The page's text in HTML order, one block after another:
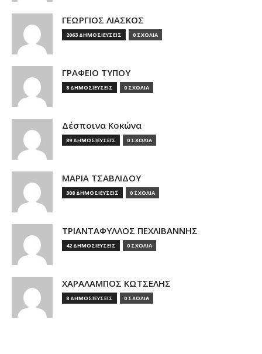
ΓΕΩΡΓΙΟΣ ΛΙΑΣΚΟΣ
2063 ΔΗΜΟΣΙΕΥΣΕΙΣ 0 ΣΧΟΛΙΑ
ΓΡΑΦΕΙΟ ΤΥΠΟΥ
8 ΔΗΜΟΣΙΕΥΣΕΙΣ 0 ΣΧΟΛΙΑ
Δέσποινα Κοκώνα
89 ΔΗΜΟΣΙΕΥΣΕΙΣ 0 ΣΧΟΛΙΑ
ΜΑΡΙΑ ΤΣΑΒΛΙΔΟΥ
308 ΔΗΜΟΣΙΕΥΣΕΙΣ 0 ΣΧΟΛΙΑ
ΤΡΙΑΝΤΑΦΥΛΛΟΣ ΠΕΧΛΙΒΑΝΝΗΣ
42 ΔΗΜΟΣΙΕΥΣΕΙΣ 0 ΣΧΟΛΙΑ
ΧΑΡΑΛΑΜΠΟΣ ΚΩΤΣΕΛΗΣ
8 ΔΗΜΟΣΙΕΥΣΕΙΣ 0 ΣΧΟΛΙΑ